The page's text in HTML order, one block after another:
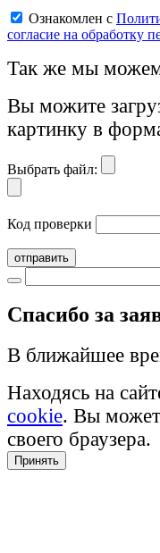
Ознакомлен с
согласие на обработку
Так же мы можем
Вы можите
картинку в
Выбрать файл:
Код проверки
отправить
Cпасибо за
В ближайшее
Находясь на
cookie. Вы
своего браузера.
Принять